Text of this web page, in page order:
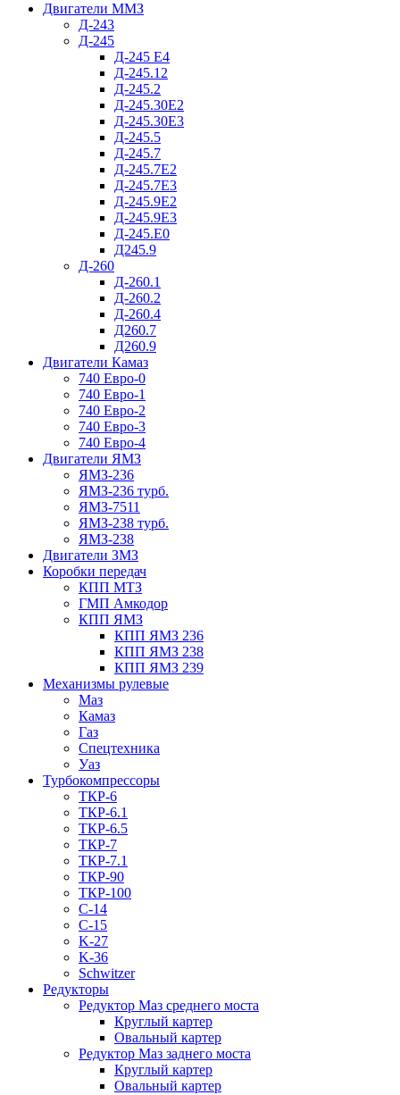
Двигатели ММЗ
Д-243
Д-245
Д-245 Е4
Д-245.12
Д-245.2
Д-245.30Е2
Д-245.30Е3
Д-245.5
Д-245.7
Д-245.7Е2
Д-245.7Е3
Д-245.9Е2
Д-245.9Е3
Д-245.Е0
Д245.9
Д-260
Д-260.1
Д-260.2
Д-260.4
Д260.7
Д260.9
Двигатели Камаз
740 Евро-0
740 Евро-1
740 Евро-2
740 Евро-3
740 Евро-4
Двигатели ЯМЗ
ЯМЗ-236
ЯМЗ-236 турб.
ЯМЗ-7511
ЯМЗ-238 турб.
ЯМЗ-238
Двигатели ЗМЗ
Коробки передач
КПП МТЗ
ГМП Амкодор
КПП ЯМЗ
КПП ЯМЗ 236
КПП ЯМЗ 238
КПП ЯМЗ 239
Механизмы рулевые
Маз
Камаз
Газ
Спецтехника
Уаз
Турбокомпрессоры
ТКР-6
ТКР-6.1
ТКР-6.5
ТКР-7
ТКР-7.1
ТКР-90
ТКР-100
C-14
C-15
K-27
K-36
Schwitzer
Редукторы
Редуктор Маз среднего моста
Круглый картер
Овальный картер
Редуктор Маз заднего моста
Круглый картер
Овальный картер